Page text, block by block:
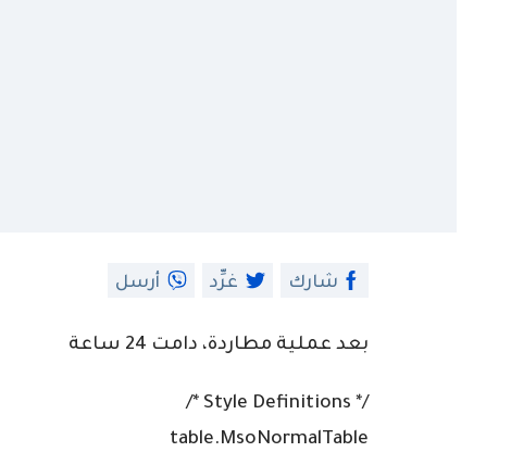
شارك غرِّد أرسل
بعد عملية مطاردة، دامت 24 ساعة
/* Style Definitions */
table.MsoNormalTable